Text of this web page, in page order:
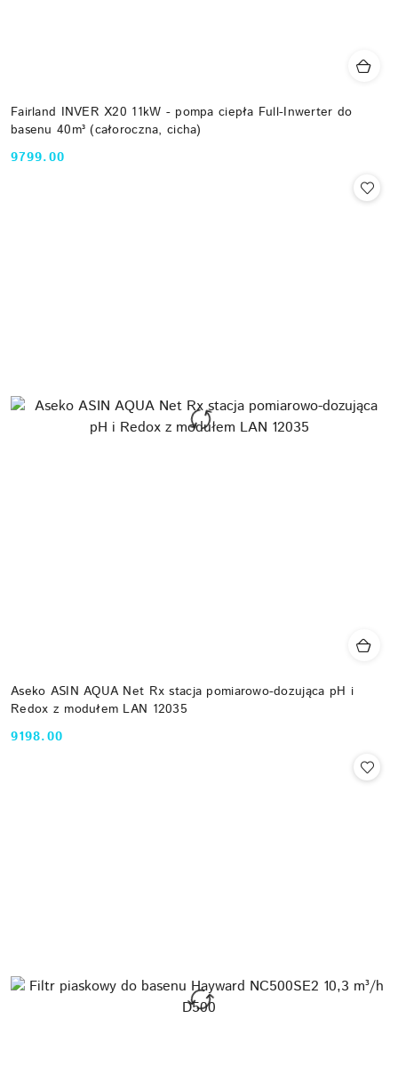
Fairland INVER X20 11kW - pompa ciepła Full-Inwerter do
basenu 40m³ (całoroczna, cicha)
Cena:
9799.00
Aseko ASIN AQUA Net Rx stacja pomiarowo-dozująca pH i
Redox z modułem LAN 12035
Cena:
9198.00